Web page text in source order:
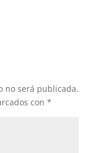
no será publicada.
con *